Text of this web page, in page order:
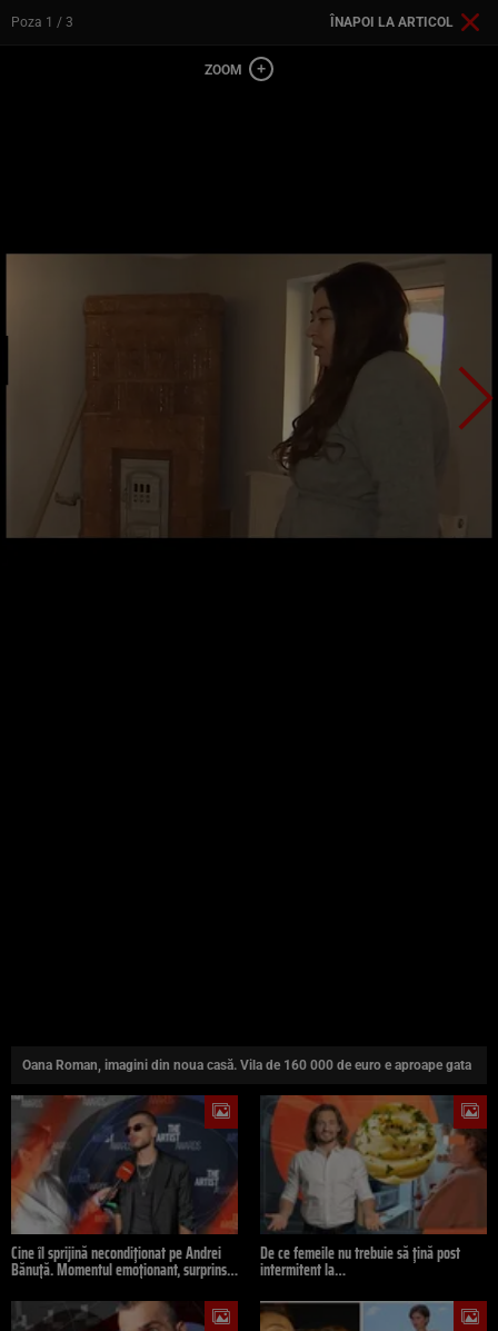
Poza 1 / 3 ÎNAPOI LA ARTICOL
Oana Roman, imagini din noua casă. Vila de 160 000 de euro e aproape gata
Cine îl sprijină necondiționat pe Andrei
Bănuță. Momentul emoționant, surprins…
De ce femeile nu trebuie să țină post
intermitent la…